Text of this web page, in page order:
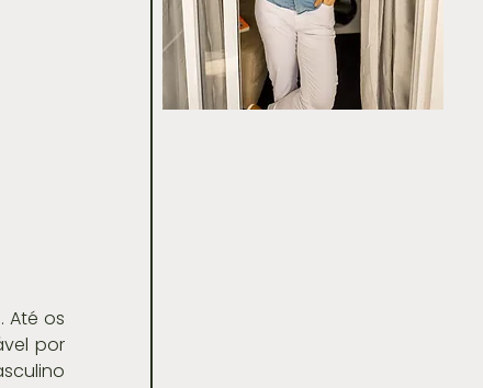
Até os
por